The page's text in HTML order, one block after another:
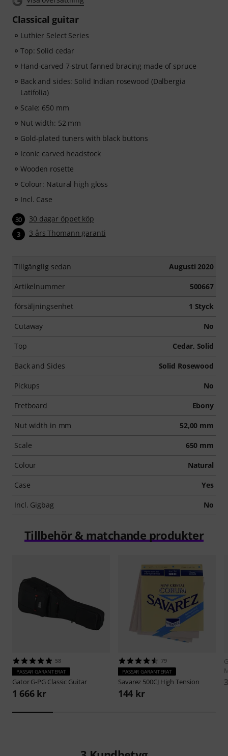
Classical guitar
Luthier Select Series
Top: Solid cedar
Hand-carved 7-strut fanned bracing made of spruce
Back and sides: Solid Indian rosewood (Dalbergia
Latifolia)
Scale: 650 mm
Nut width: 52 mm
Gold-plated tuners with black buttons
Iconic carved headstock
Wooden rosette
Colour: Natural high gloss
Incl. Case
30 30 dagar öppet köp
3 3 års Thomann garanti
Tillgänglig sedan Augusti 2020
Artikelnummer 500667
försäljningsenhet 1 Styck
Cutaway No
Top Cedar, Solid
Back and Sides Solid Rosewood
Pickups No
Fretboard Ebony
Nut width in mm 52,00 mm
Scale 650 mm
Colour Natural
Case Yes
Incl. Gigbag No
Tillbehör & matchande produkter
58
PASSAR GARANTERAT
GatorG-PG Classic Guitar
1 666 kr
79
PASSAR GARANTERAT
Savarez 500CJ High Tension
144 kr